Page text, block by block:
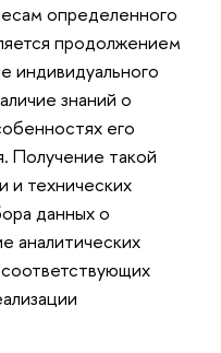
определенного
продолжением
индивидуального
знаний о
его
Получение такой
и технических
данных о
аналитических